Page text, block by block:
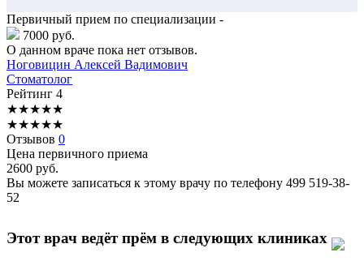
Первичный прием по специализации -
7000 руб.
О данном враче пока нет отзывов.
Ноговицин Алексей Вадимович
Стоматолог
Рейтинг 4
★★★★★
★★★★★
Отзывов 0
Цена первичного приема
2600 руб.
Вы можете записаться к этому врачу по телефону 499 519-38-
52
Этот врач ведёт прём в следующих клиниках